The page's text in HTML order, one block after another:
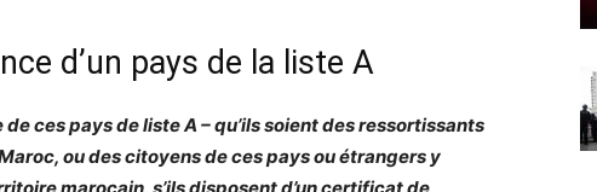
d’un pays de la liste A
ces pays de liste A – qu’ils soient des ressortissants
ou des citoyens de ces pays ou étrangers y